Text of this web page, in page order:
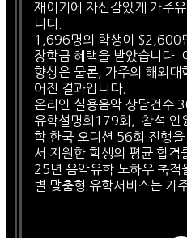
재이기에 자신감있게 가주
니다.
1,696명의 학생이 $2,600
장학금 혜택을 받았습니다.
향상은 물론, 가주의 해외대
어진 결과입니다.
온라인 실용음악 상담건수
유학설명회179회, 참석 인
학 한국 오디션 56회 진행
서 지원한 학생의 평균 합격
25년 음악유학 노하우 축적
별 맞춤형 유학서비스는 가